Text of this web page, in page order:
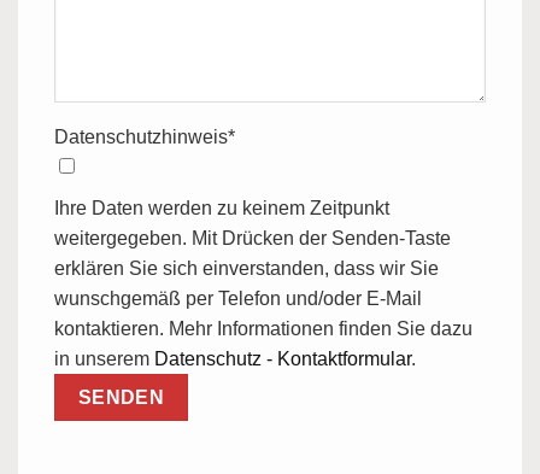
Datenschutzhinweis*
Ihre Daten werden zu keinem Zeitpunkt
weitergegeben. Mit Drücken der Senden-Taste
erklären Sie sich einverstanden, dass wir Sie
wunschgemäß per Telefon und/oder E-Mail
kontaktieren. Mehr Informationen finden Sie dazu
in unserem Datenschutz - Kontaktformular.